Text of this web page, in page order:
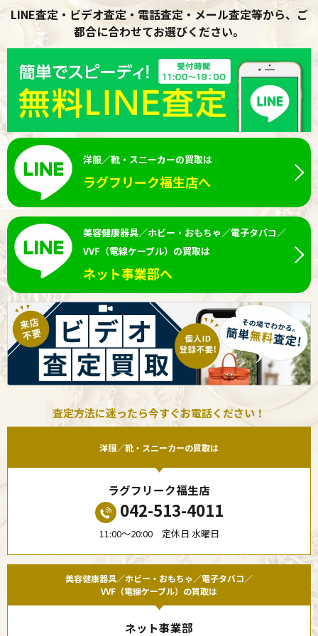
LINE査定・ビデオ査定・電話査定・メール査定等から、ご
都合に合わせてお選びください。
洋服／靴・スニーカーの買取は
ラグフリーク福生店へ
美容健康器具／ホビー・おもちゃ／電子タバコ／
VVF（電線ケーブル）の買取は
ネット事業部へ
査定方法に迷ったら今すぐお電話ください！
洋服／靴・スニーカーの買取は
ラグフリーク福生店
042-513-4011
11:00〜20:00 定休日 水曜日
美容健康器具／ホビー・おもちゃ／電子タバコ／
VVF（電線ケーブル）の買取は
ネット事業部